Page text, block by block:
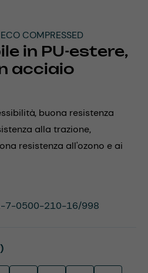
in PU-estere,
acciaio
buona resistenza
alla trazione,
resistenza all'ozono e ai
7-0500-210-16/998